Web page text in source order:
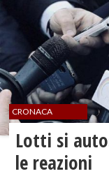
CRONACA
Lotti si
le reazioni